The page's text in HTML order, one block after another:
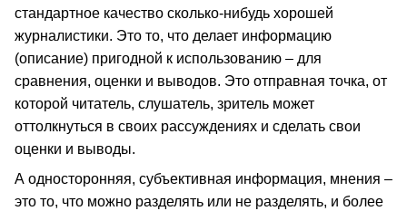
стандартное качество сколько-нибудь хорошей
журналистики. Это то, что делает информацию
(описание) пригодной к использованию – для
сравнения, оценки и выводов. Это отправная точка, от
которой читатель, слушатель, зритель может
оттолкнуться в своих рассуждениях и сделать свои
оценки и выводы.
А односторонняя, субъективная информация, мнения –
это то, что можно разделять или не разделять, и более